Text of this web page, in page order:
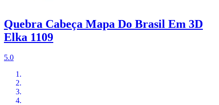
Quebra Cabeça Mapa Do Brasil Em 3D
Elka 1109
5.0